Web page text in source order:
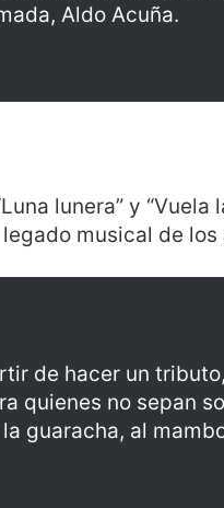
Aldo Acuña.
lunera” y “Vuela
musical de los
de hacer un
quienes no sepan
guaracha, al